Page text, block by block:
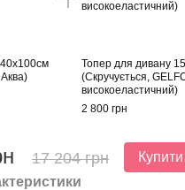
Топер для дивану
(Скручується,
високоеластичний)
2 800 грн
17 204 грн
Купити